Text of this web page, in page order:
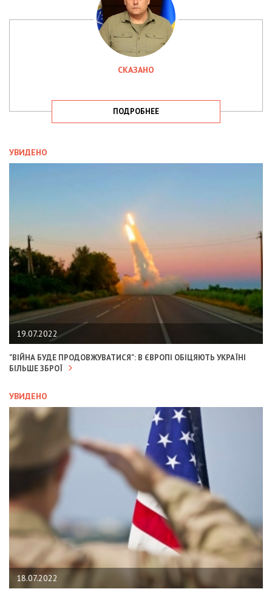
СКАЗАНО
ПОДРОБНЕЕ
УВИДЕНО
19.07.2022
"ВІЙНА БУДЕ ПРОДОВЖУВАТИСЯ": В ЄВРОПІ ОБІЦЯЮТЬ УКРАЇНІ
БІЛЬШЕ ЗБРОЇ
УВИДЕНО
18.07.2022